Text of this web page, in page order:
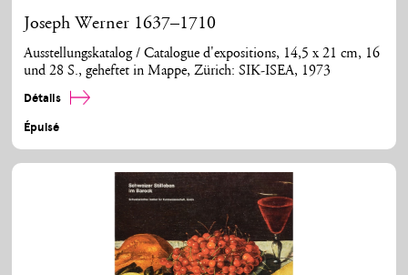
Joseph Werner 1637–1710
Ausstellungskatalog / Catalogue d'expositions, 14,5 x 21 cm, 16
und 28 S., geheftet in Mappe, Zürich: SIK-ISEA, 1973
Détails
Épuisé